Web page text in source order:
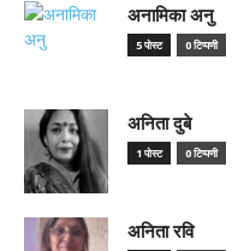
अनामिका अनु
5 पोस्ट 0 टिप्पणी
अनिता दुबे
1 पोस्ट 0 टिप्पणी
अनिता रवि